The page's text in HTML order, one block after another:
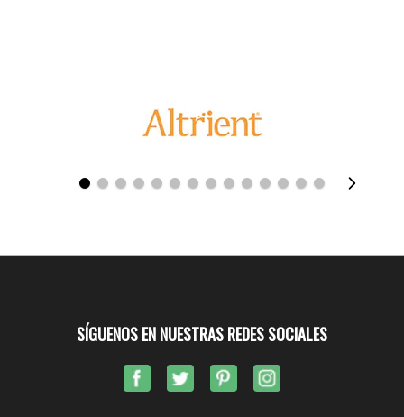
SÍGUENOS EN NUESTRAS REDES SOCIALES